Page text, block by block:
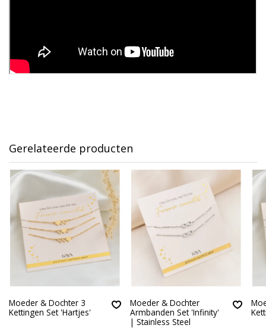
Gerelateerde producten
Moeder & Dochter 3
Kettingen Set 'Hartjes'
Moeder & Dochter
Armbanden Set 'Infinity'
| Stainless Steel